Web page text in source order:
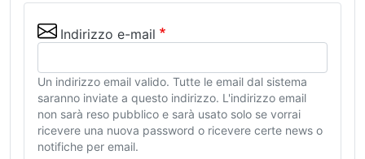
Indirizzo e-mail
Un indirizzo email valido. Tutte le email dal sistema
saranno inviate a questo indirizzo. L'indirizzo email
non sarà reso pubblico e sarà usato solo se vorrai
ricevere una nuova password o ricevere certe news o
notifiche per email.